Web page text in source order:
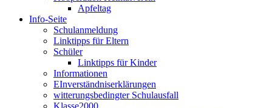
Apfeltag
Info-Seite
Schulanmeldung
Linktipps für Eltern
Schüler
Linktipps für Kinder
Informationen
EInverständniserklärungen
witterungsbedingter Schulausfall
Klasse2000